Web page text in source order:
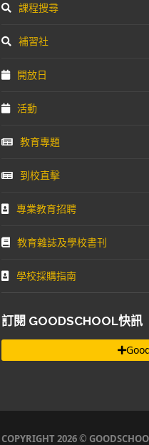
課程搜尋
補習社
開放日
活動
教育專題
到校直擊
專業教育招聘
教育雜誌及學校書刊
學校採購指南
訂閱 GOODSCHOOL快訊
COPYRIGHT 2026 ©